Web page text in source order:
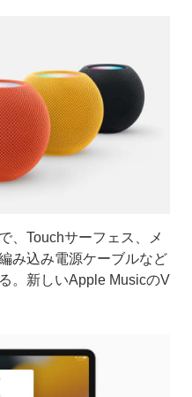
、Touchサーフェス、メ
み込み電源ケーブルなど
。新しいApple MusicのV